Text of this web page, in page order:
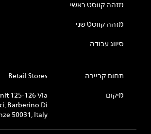
מזהה קווסט ראשי
מזהה קווסט שני
סיווג עבודה
תחום קריירה Retail Stores
מיקום
125-126 Via
Barberino Di
50031, Italy